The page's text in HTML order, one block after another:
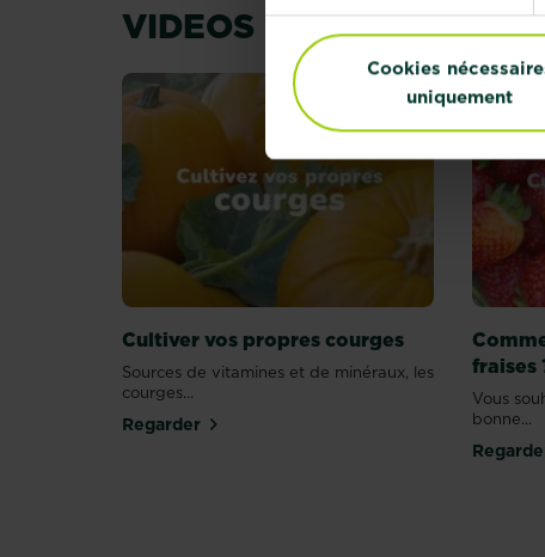
Cookies
uniquement
VIDEOS RECOMMANDÉS
Cultiver vos propres courges
Sources de vitamines et de minéraux, les
courges...
Regarder
fraises
Vous
bonne...